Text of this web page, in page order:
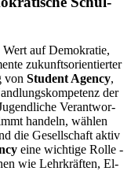
Wert auf De­mo­kra­tie,
zu­kunfts­ori­en­tier­ter
von Stu­dent Agen­cy,
der
Ver­ant­wor­
han­deln, wäh­len
die Ge­sell­schaft ak­tiv
eine wich­ti­ge Rol­le -
wie Lehr­kräf­ten, El­